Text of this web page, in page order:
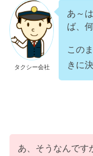
タクシー会社
あ～
ば、
この
きに
あ、そうなんです